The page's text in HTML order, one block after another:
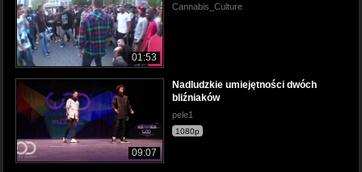
01:53
Cannabis_Culture
09:07
Nadludzkie umiejętności dwóch
bliźniaków
pele1
1080p